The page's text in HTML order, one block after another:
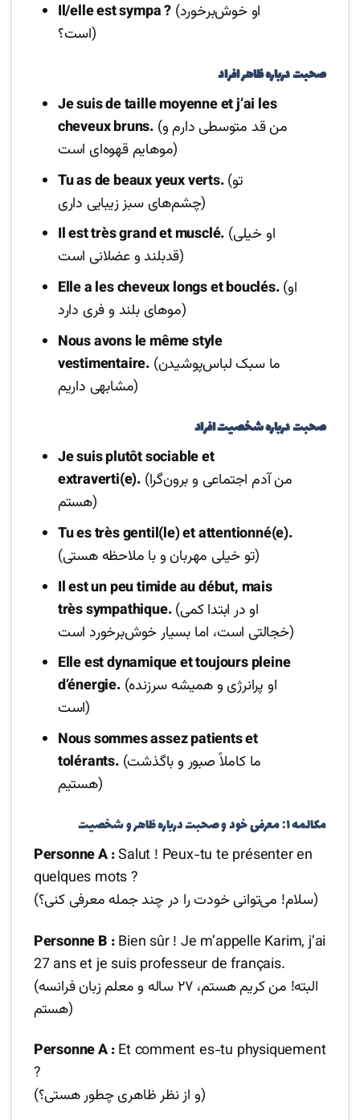
Il/elle est sympa ? (او خوش‌برخورد
است؟)
صحبت درباره ظاهر افراد
Je suis de taille moyenne et j’ai les
cheveux bruns. (من قد متوسطی دارم و
موهایم قهوه‌ای است)
Tu as de beaux yeux verts.(تو
چشم‌های سبز زیبایی داری)
Il est très grand et musclé. (او خیلی
قدبلند و عضلانی است)
Elle a les cheveux longs et bouclés.(او
موهای بلند و فری دارد)
Nous avons le même style
vestimentaire. (ما سبک لباس‌پوشیدن
مشابهی داریم)
صحبت درباره شخصیت افراد
Je suis plutôt sociable et
extraverti(e). (من آدم اجتماعی و برون‌گرا
هستم)
Tu es très gentil(le) et attentionné(e).
(تو خیلی مهربان و با ملاحظه هستی)
Il est un peu timide au début, mais
très sympathique.(او در ابتدا کمی
خجالتی است، اما بسیار خوش‌برخورد است)
Elle est dynamique et toujours pleine
d’énergie.(او پرانرژی و همیشه سرزنده
است)
Nous sommes assez patients et
tolérants.(ما کاملاً صبور و باگذشت
هستیم)
مکالمه ۱: معرفی خود و صحبت درباره ظاهر و شخصیت
Personne A :Salut ! Peux-tu te présenter en
quelques mots ?
(سلام! می‌توانی خودت را در چند جمله معرفی کنی؟)
Personne B :Bien sûr ! Je m’appelle Karim, j’ai
27 ans et je suis professeur de français.
(البته! من کریم هستم، ۲۷ ساله و معلم زبان فرانسه
هستم)
Personne A :Et comment es-tu physiquement
?
(و از نظر ظاهری چطور هستی؟)